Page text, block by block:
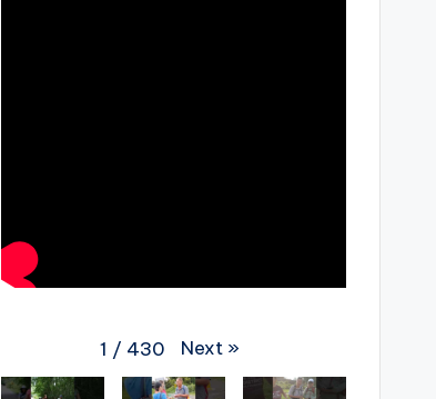
1 / 430 Next »